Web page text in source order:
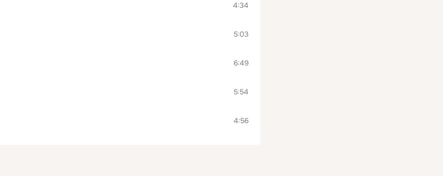
4:34
5:03
6:49
5:54
4:56